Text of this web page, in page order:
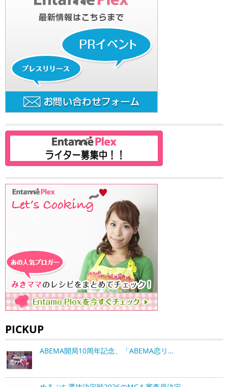
PICKUP
ABEMA開局10周年記念、「ABEMA恋リ…